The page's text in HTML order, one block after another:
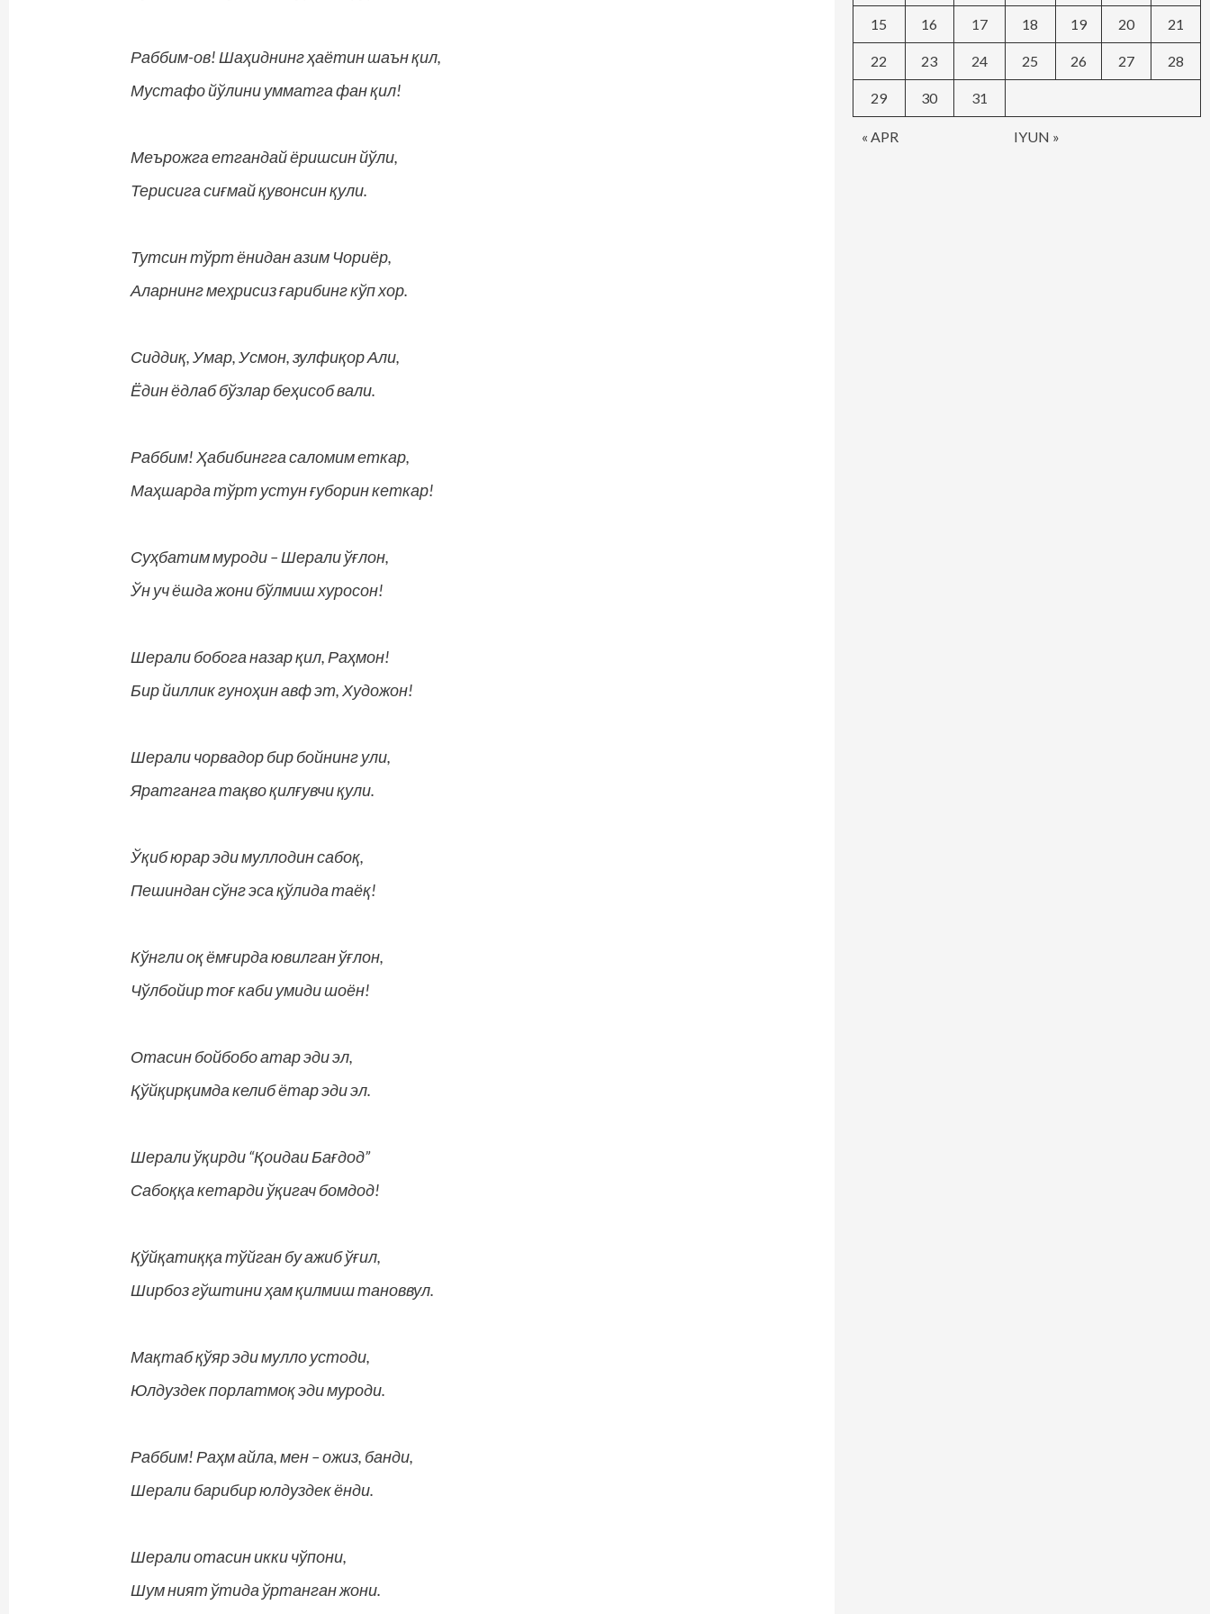
Раббим-ов! Шаҳиднинг ҳаётин шаън қил,
Мустафо йўлини умматга фан қил!
Меърожга етгандай ёришсин йўли,
Терисига сиғмай қувонсин қули.
Тутсин тўрт ёнидан азим Чориёр,
Аларнинг меҳрисиз ғарибинг кўп хор.
Сиддиқ, Умар, Усмон, зулфиқор Али,
Ёдин ёдлаб бўзлар беҳисоб вали.
Раббим! Ҳабибингга саломим еткар,
Маҳшарда тўрт устун ғуборин кеткар!
Суҳбатим муроди – Шерали ўғлон,
Ўн уч ёшда жони бўлмиш хуросон!
Шерали бобога назар қил, Раҳмон!
Бир йиллик гуноҳин авф эт, Художон!
Шерали чорвадор бир бойнинг ули,
Яратганга тақво қилғувчи қули.
Ўқиб юрар эди муллодин сабоқ,
Пешиндан сўнг эса қўлида таёқ!
Кўнгли оқ ёмғирда ювилган ўғлон,
Чўлбойир тоғ каби умиди шоён!
Отасин бойбобо атар эди эл,
Қўйқирқимда келиб ётар эди эл.
Шерали ўқирди “Қоидаи Бағдод”
Сабоққа кетарди ўқигач бомдод!
Қўйқатиққа тўйган бу ажиб ўғил,
Ширбоз гўштини ҳам қилмиш тановвул.
Мақтаб қўяр эди мулло устоди,
Юлдуздек порлатмоқ эди муроди.
Раббим! Раҳм айла, мен – ожиз, банди,
Шерали барибир юлдуздек ёнди.
Шерали отасин икки чўпони,
Шум ният ўтида ўртанган жони.
« APR IYUN »
15 16 17 18 19 20 21
22 23 24 25 26 27 28
29 30 31